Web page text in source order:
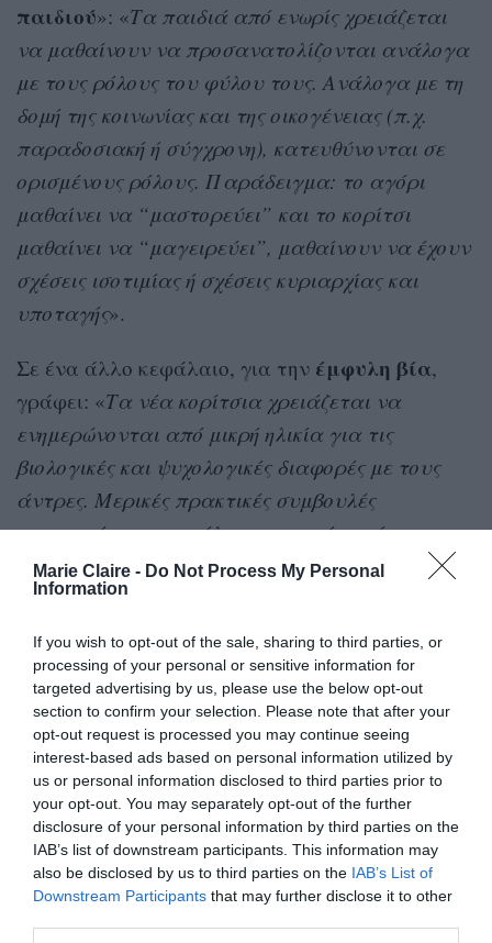
Marie Claire - Do Not Process My Personal
Information
If you wish to opt-out of the sale, sharing to third parties, or
processing of your personal or sensitive information for
targeted advertising by us, please use the below opt-out
section to confirm your selection. Please note that after your
opt-out request is processed you may continue seeing
interest-based ads based on personal information utilized by
us or personal information disclosed to third parties prior to
your opt-out. You may separately opt-out of the further
disclosure of your personal information by third parties on the
IAB’s list of downstream participants. This information may
also be disclosed by us to third parties on the IAB’s List of
Downstream Participants that may further disclose it to other
παιδιού»: «Τα παιδιά από ενωρίς χρειάζεται
να μαθαίνουν να προσανατολίζονται ανάλογα
με τους ρόλους του φύλου τους. Ανάλογα με τη
δομή της κοινωνίας και της οικογένειας (π.χ.
παραδοσιακή ή σύγχρονη), κατευθύνονται σε
ορισμένους ρόλους. Παράδειγμα: το αγόρι
μαθαίνει να “μαστορεύει” και το κορίτσι
μαθαίνει να “μαγειρεύει”, μαθαίνουν να έχουν
σχέσεις ισοτιμίας ή σχέσεις κυριαρχίας και
υποταγής».
Σε ένα άλλο κεφάλαιο, για την έμφυλη βία,
γράφει: «Τα νέα κορίτσια χρειάζεται να
ενημερώνονται από μικρή ηλικία για τις
βιολογικές και ψυχολογικές διαφορές με τους
άντρες. Μερικές πρακτικές συμβουλές
αντιμετώπισης για όλες τις γυναίκες είναι:
-Να θυμούνται ότι οι άντρες έχουν μεγαλύτερο
-Να αποφεύγουν τις “κακοτοπιές”.
-Νααποφεύγουν, βίαιους, επιθετικούς,
δύστροπους, νάρκισσους, χειριστικούς, αυτούς
που έχουν έλλειμμα αυτοπεποίθησης ».
Φυσικά, οι αναρτήσεις του Παρατηρητηρίου
άρχισαν να γίνονται viral, με χρήστες των social